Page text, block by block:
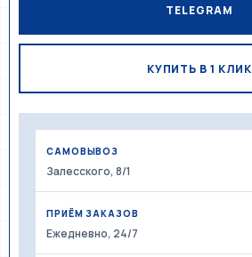
TELEGRAM
КУПИТЬ В 1 КЛИК
САМОВЫВОЗ
Залесского, 8/1
ПРИЁМ ЗАКАЗОВ
Ежедневно, 24/7